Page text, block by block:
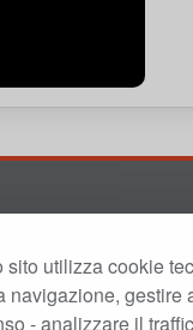
sito utilizza cookie
navigazione, gestire
- analizzare il